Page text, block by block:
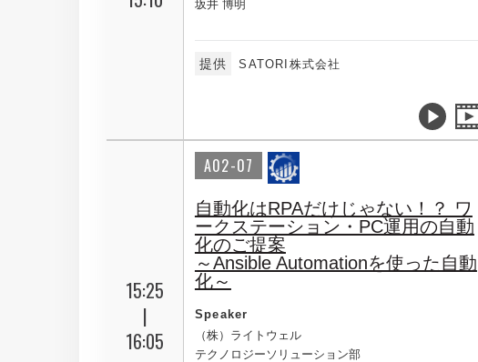
坂井 博明
提供 SATORI株式会社
15:25
|
16:05
A02-07
自動化はRPAだけじゃない！？ ワ
ークステーション・PC運用の自動
化のご提案
～Ansible Automationを使った自動
化～
Speaker
（株）ライトウェル
テクノロジーソリューション部